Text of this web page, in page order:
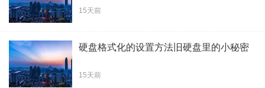
15天前
硬盘格式化的设置方法旧硬盘里的小秘密
15天前